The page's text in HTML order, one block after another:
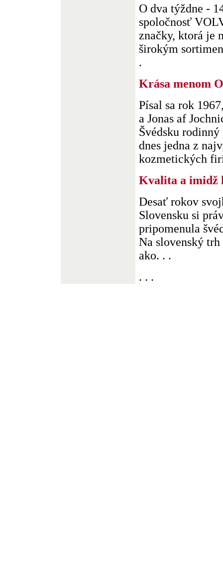
O dva týždne -
spoločnosť
značky, ktorá je
širokým
.
Krása menom
Písal sa rok
a Jonas af
Švédsku
dnes jedna z
kozmetických
Kvalita a imidž
Desať rokov
Slovensku si
pripomenula
Na slovenský
ako. . .
. . .